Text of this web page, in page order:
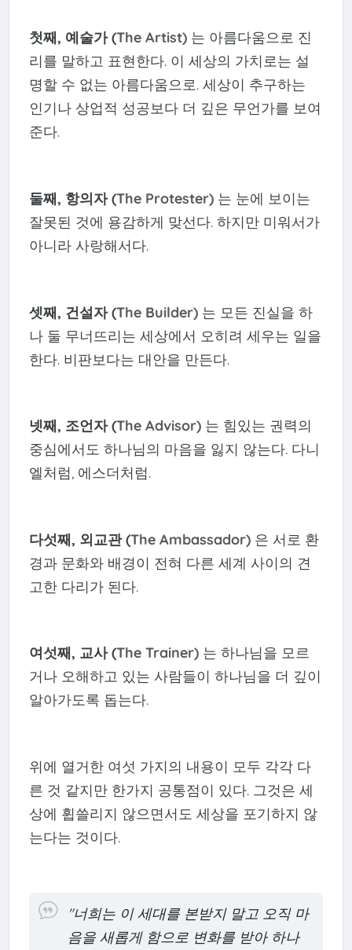
첫째, 예술가 (The Artist) 는 아름다움으로 진
리를 말하고 표현한다. 이 세상의 가치로는 설
명할 수 없는 아름다움으로. 세상이 추구하는
인기나 상업적 성공보다 더 깊은 무언가를 보여
준다.
둘째, 항의자 (The Protester) 는 눈에 보이는
잘못된 것에 용감하게 맞선다. 하지만 미워서가
아니라 사랑해서다.
셋째, 건설자 (The Builder) 는 모든 진실을 하
나 둘 무너뜨리는 세상에서 오히려 세우는 일을
한다. 비판보다는 대안을 만든다.
넷째, 조언자 (The Advisor) 는 힘있는 권력의
중심에서도 하나님의 마음을 잃지 않는다. 다니
엘처럼, 에스더처럼.
다섯째, 외교관 (The Ambassador) 은 서로 환
경과 문화와 배경이 전혀 다른 세계 사이의 견
고한 다리가 된다.
여섯째, 교사 (The Trainer) 는 하나님을 모르
거나 오해하고 있는 사람들이 하나님을 더 깊이
알아가도록 돕는다.
위에 열거한 여섯 가지의 내용이 모두 각각 다
른 것 같지만 한가지 공통점이 있다. 그것은 세
상에 휩쓸리지 않으면서도 세상을 포기하지 않
는다는 것이다.
"너희는 이 세대를 본받지 말고 오직 마
음을 새롭게 함으로 변화를 받아 하나